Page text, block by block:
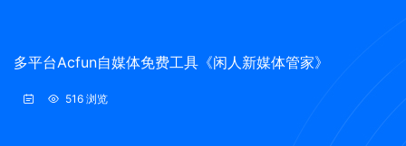
多平台Acfun自媒体免费工具《闲人新媒体管家》
516 浏览